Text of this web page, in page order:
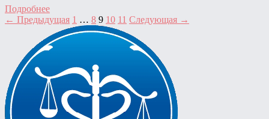
Подробнее
Пагинация
записей
← Предыдущая 1 … 8 9 10 11 Следующая →